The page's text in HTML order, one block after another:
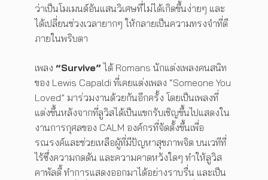
ว่าเป็นโมเมนต์อันแสนวิเศษที่ไม่ได้เกิดขึ้นง่ายๆ และ
ได้เปลี่ยนช่วงเวลายากๆ ให้กลายเป็นความทรงจำที่ดี
ภายในพริบตา
เพลง “Survive” ได้ Romans นักแต่งเพลงคนสนิท
ของ Lewis Capaldi ที่เคยแต่งเพลง “Someone You
Loved” มาร่วมงานด้วยกันอีกครั้ง โดยเป็นเพลงที่
แต่งขึ้นหลังจากที่ลูวิสได้เป็นแขกรับเชิญขึ้นไปแสดงใน
งานการกุศลของ CALM องค์กรที่จัดตั้งขึ้นเพื่อ
รณรงค์และช่วยเหลือผู้ที่มีปัญหาสุขภาพจิต บนเวทีที่
ไร้ซึ่งความกดดัน และความคาดหวังใดๆ ทำให้ลูวิส
คาพัลดี้ ทำการแสดงออกมาได้อย่างราบรื่น และเป็น